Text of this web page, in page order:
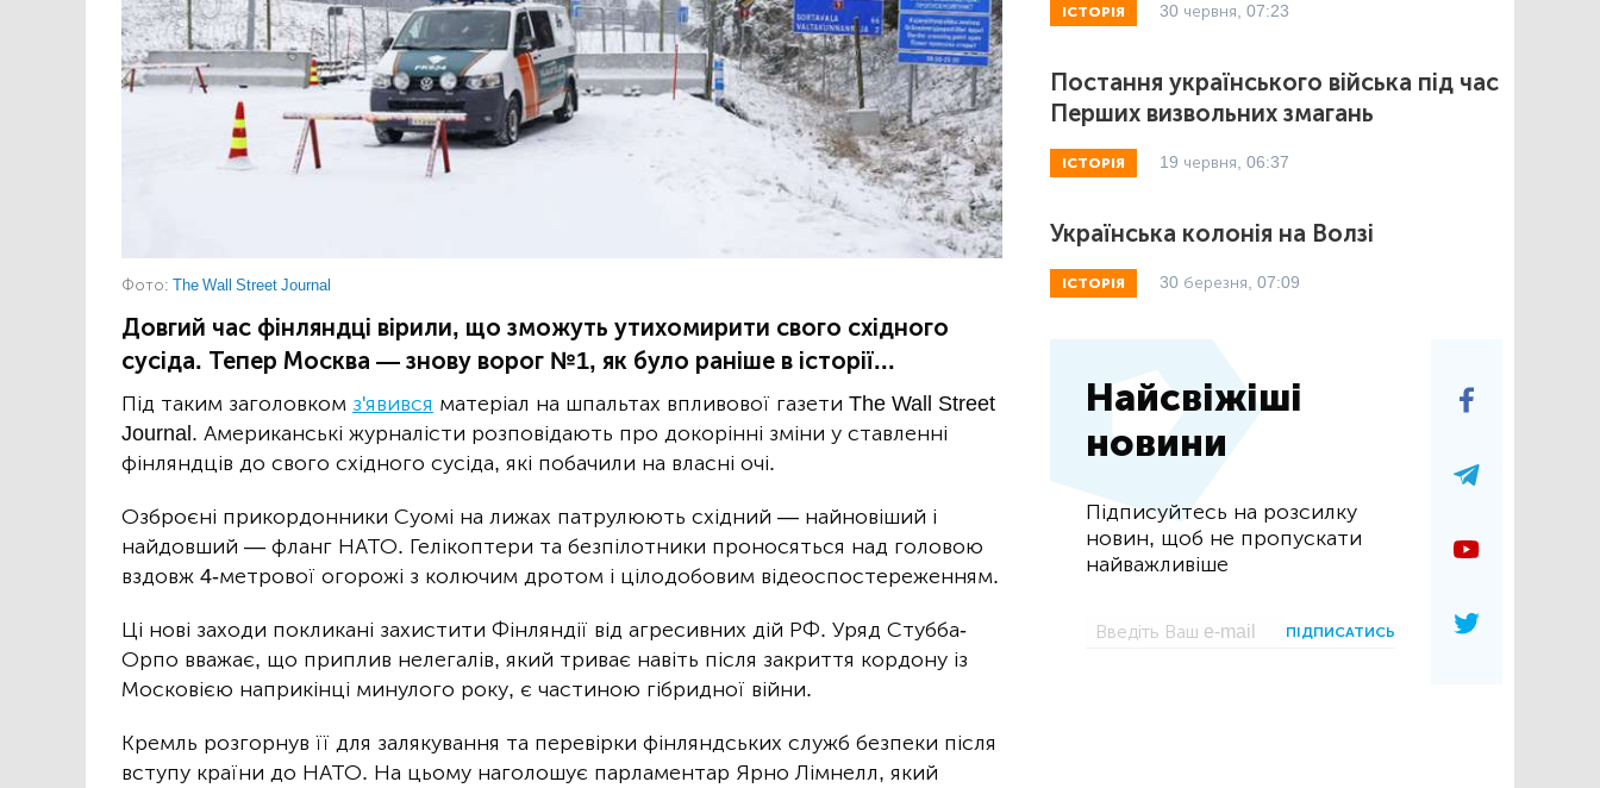
Фото: The Wall Street Journal
Довгий час фінляндці вірили, що зможуть утихомирити свого східного
сусіда. Тепер Москва — знову ворог №1, як було раніше в історії...
Під таким заголовком з'явився матеріал на шпальтах впливової газети The Wall Street
Journal. Американські журналісти розповідають про докорінні зміни у ставленні
фінляндців до свого східного сусіда, які побачили на власні очі.
Озброєні прикордонники Суомі на лижах патрулюють східний — найновіший і
найдовший — фланг НАТО. Гелікоптери та безпілотники проносяться над головою
вздовж 4-метрової огорожі з колючим дротом і цілодобовим відеоспостереженням.
Ці нові заходи покликані захистити Фінляндії від агресивних дій РФ. Уряд Стубба-
Орпо вважає, що приплив нелегалів, який триває навіть після закриття кордону із
Московією наприкінці минулого року, є частиною гібридної війни.
Кремль розгорнув її для залякування та перевірки фінляндських служб безпеки після
вступу країни до НАТО. На цьому наголошує парламентар Ярно Лімнелл, який
ІСТОРІЯ 30 червня, 07:23
Постання українського війська під час
Перших визвольних змагань
ІСТОРІЯ 19 червня, 06:37
Українська колонія на Волзі
ІСТОРІЯ 30 березня, 07:09
Найсвіжіші
новини
Підписуйтесь на розсилку
новин, щоб не пропускати
найважливіше
ПІДПИСАТИСЬ